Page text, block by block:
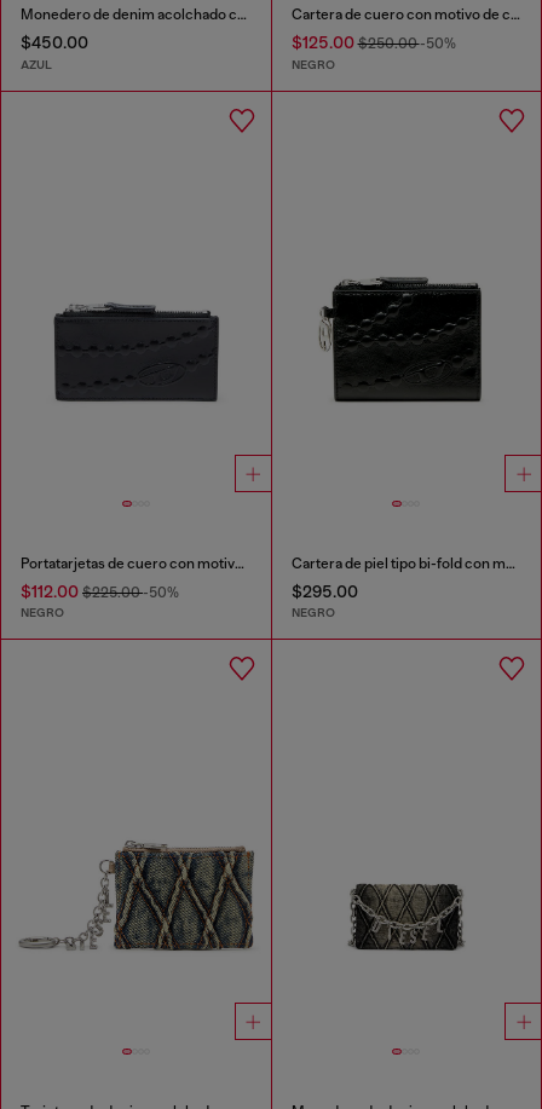
Monedero de denim acolchado con motivo argyle
$450.00
AZUL
Cartera de cuero con motivo de cadena en relieve
$125.00$250.00-50%
NEGRO
Portatarjetas de cuero con motivo de cadena en relieve
$112.00 $225.00-50%
NEGRO
Cartera de piel tipo bi-fold con motivo de cadena grabado
$295.00
NEGRO